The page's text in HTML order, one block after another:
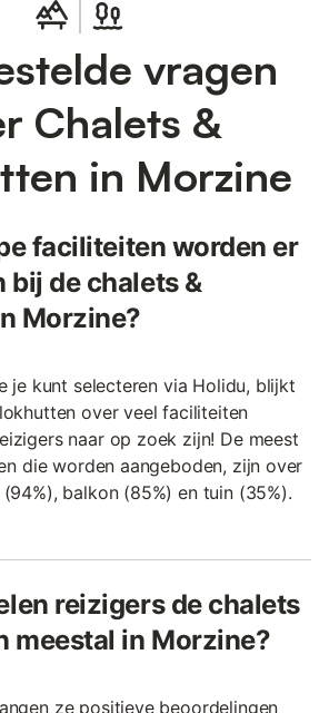
vragen
Chalets &
in Morzine
faciliteiten worden er
bij de chalets &
Morzine?
je kunt selecteren via Holidu, blijkt
over veel faciliteiten
naar op zoek zijn! De meest
die worden aangeboden, zijn over
balkon (85%) en tuin (35%).
reizigers de chalets
meestal in Morzine?
ze positieve beoordelingen